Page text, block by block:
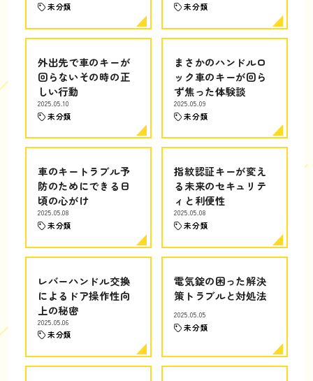
未分類 未分類
外出先で車のキーが
回らないその時の正
しい行動
2025.05.10
未分類
まさかのハンドルロ
ック車のキーが回ら
ず焦った体験談
2025.05.09
未分類
車のキートラブル予
防のためにできる日
頃の心がけ
2025.05.08
未分類
指紋認証キーが変え
る未来のセキュリテ
ィと利便性
2025.05.08
未分類
レバーハンドル交換
によるドア操作性向
上の秘密
2025.05.06
未分類
電気錠の困った解決
策トラブルと対処法
2025.05.05
未分類